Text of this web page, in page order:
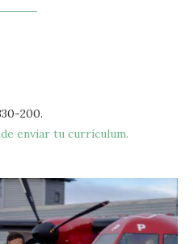
200.
enviar tu currículum.